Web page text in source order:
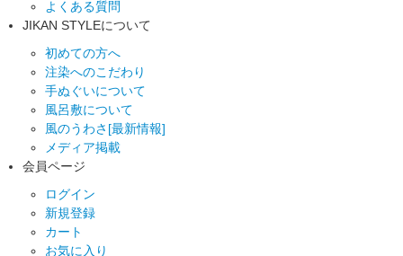
よくある質問
JIKAN STYLEについて
初めての方へ
注染へのこだわり
手ぬぐいについて
風呂敷について
風のうわさ[最新情報]
メディア掲載
会員ページ
ログイン
新規登録
カート
お気に入り